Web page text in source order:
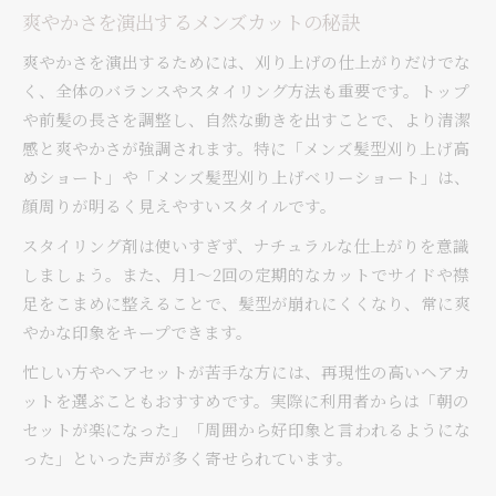
爽やかさを演出するメンズカットの秘訣
爽やかさを演出するためには、刈り上げの仕上がりだけでな
く、全体のバランスやスタイリング方法も重要です。トップ
や前髪の長さを調整し、自然な動きを出すことで、より清潔
感と爽やかさが強調されます。特に「メンズ髪型刈り上げ高
めショート」や「メンズ髪型刈り上げベリーショート」は、
顔周りが明るく見えやすいスタイルです。
スタイリング剤は使いすぎず、ナチュラルな仕上がりを意識
しましょう。また、月1～2回の定期的なカットでサイドや襟
足をこまめに整えることで、髪型が崩れにくくなり、常に爽
やかな印象をキープできます。
忙しい方やヘアセットが苦手な方には、再現性の高いヘアカ
ットを選ぶこともおすすめです。実際に利用者からは「朝の
セットが楽になった」「周囲から好印象と言われるようにな
った」といった声が多く寄せられています。